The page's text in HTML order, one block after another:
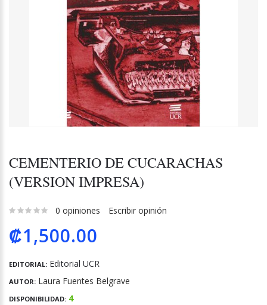
CEMENTERIO DE CUCARACHAS
(VERSION IMPRESA)
0 opiniones Escribir opinión
₡1,500.00
EDITORIAL: Editorial UCR
AUTOR: Laura Fuentes Belgrave
DISPONIBILIDAD: 4